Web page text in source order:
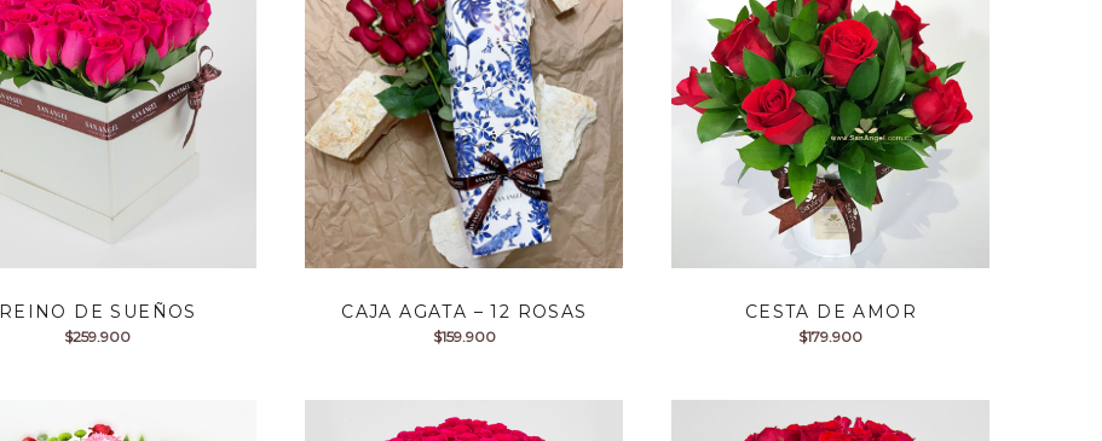
REINO DE SUEÑOS
$259.900
CAJA AGATA – 12 ROSAS
$159.900
CESTA DE AMOR
$179.900